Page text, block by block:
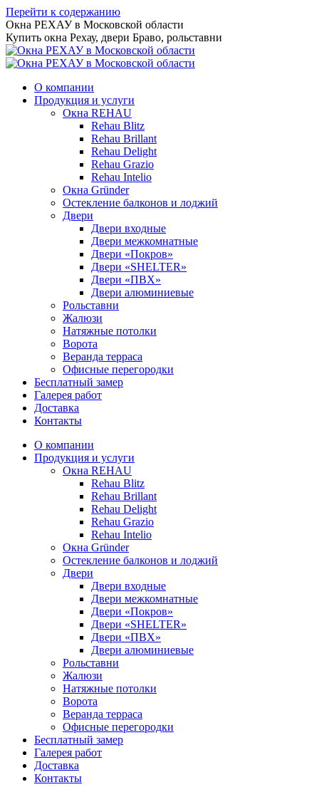
Перейти к содержанию
Окна РЕХАУ в Московской области
Купить окна Рехау, двери Браво, рольставни
О компании
Продукция и услуги
Окна REHAU
Rehau Blitz
Rehau Brillant
Rehau Delight
Rehau Grazio
Rehau Intelio
Окна Gründer
Остекление балконов и лоджий
Двери
Двери входные
Двери межкомнатные
Двери «Покров»
Двери «SHELTER»
Двери «ПВХ»
Двери алюминиевые
Рольставни
Жалюзи
Натяжные потолки
Ворота
Веранда терраса
Офисные перегородки
Бесплатный замер
Галерея работ
Доставка
Контакты
О компании
Продукция и услуги
Окна REHAU
Rehau Blitz
Rehau Brillant
Rehau Delight
Rehau Grazio
Rehau Intelio
Окна Gründer
Остекление балконов и лоджий
Двери
Двери входные
Двери межкомнатные
Двери «Покров»
Двери «SHELTER»
Двери «ПВХ»
Двери алюминиевые
Рольставни
Жалюзи
Натяжные потолки
Ворота
Веранда терраса
Офисные перегородки
Бесплатный замер
Галерея работ
Доставка
Контакты